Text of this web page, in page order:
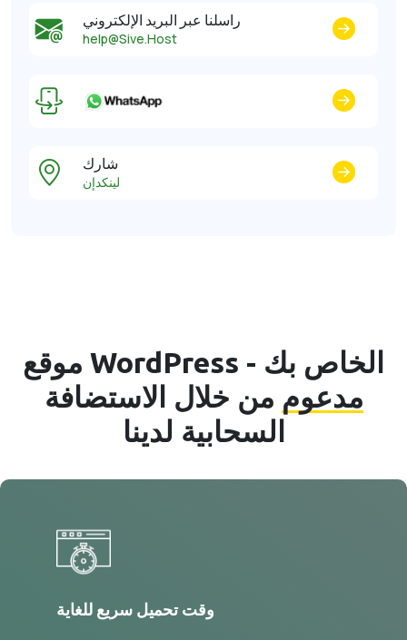
راسلنا عبر البريد الإلكتروني
help@Sive.Host
شارك
لينكدإن
موقع WordPress الخاص بك -
مدعوم من خلال الاستضافة
السحابية لدينا
وقت تحميل سريع للغاية